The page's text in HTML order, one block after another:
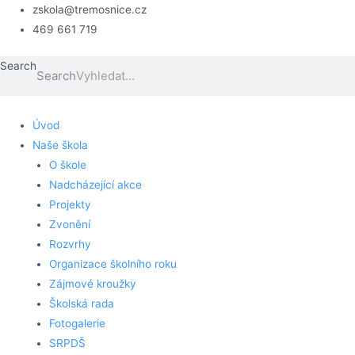
Přeskočitzskola@tremosnice.cz
469 661 719
Search
Search
Úvod
Naše škola
O škole
Nadcházející akce
Projekty
Zvonění
Rozvrhy
Organizace školního roku
Zájmové kroužky
Školská rada
Fotogalerie
SRPDŠ